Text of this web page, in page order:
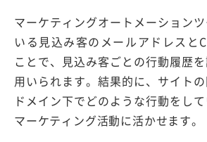
マーケティングオートメーション
いる見込み客のメールアドレスと
ことで、見込み客ごとの行動履歴
用いられます。結果的に、サイト
ドメイン下でどのような行動をして
マーケティング活動に活かせます。